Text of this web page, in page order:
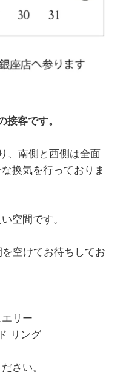
接客です。
、南側と西側は全面
換気を行っておりま
空間です。
空けてお待ちしてお
リー
リング
さい。